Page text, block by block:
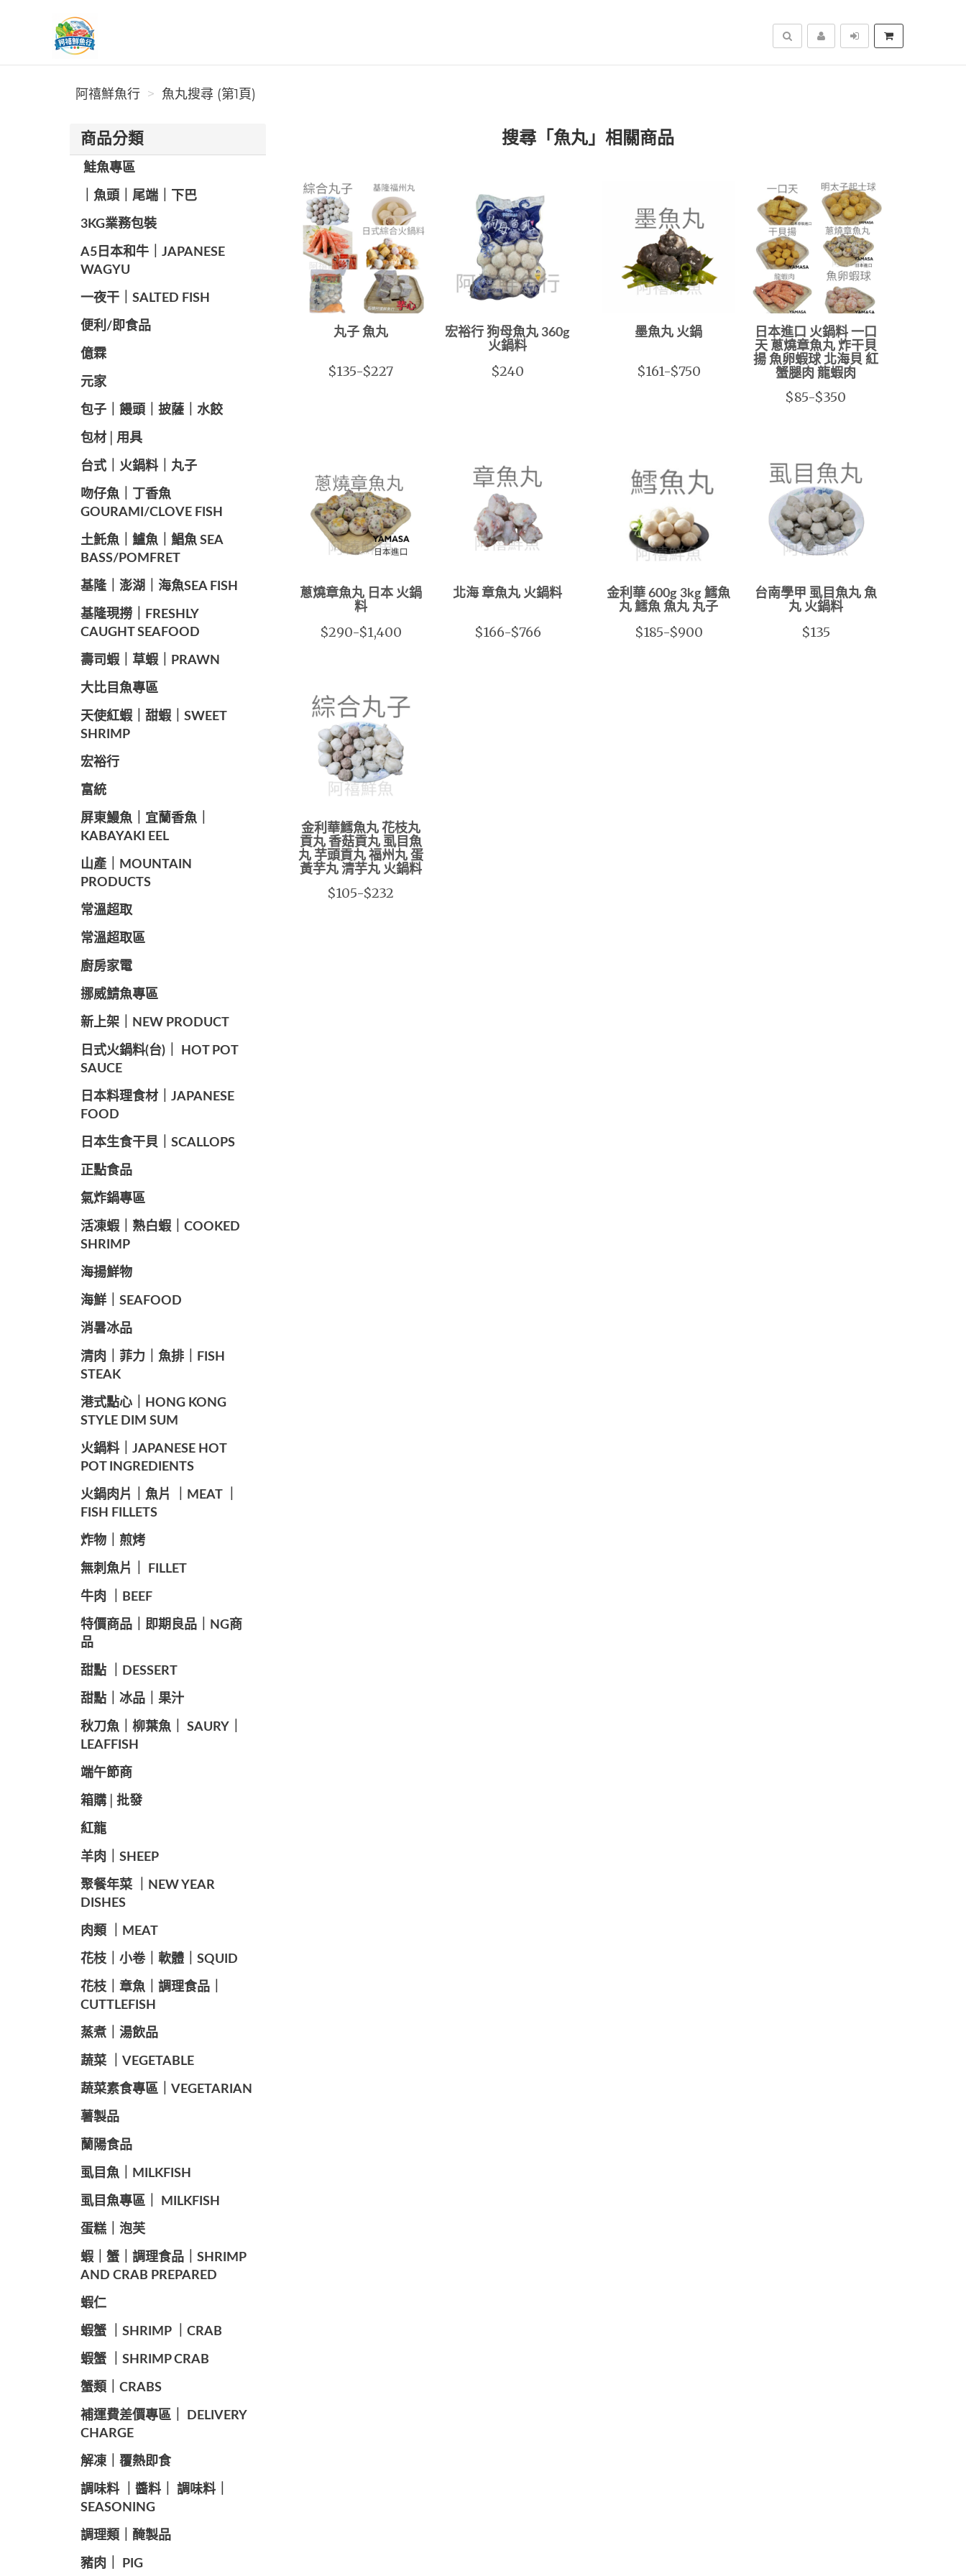
阿禧鮮魚行
搜尋
阿禧鮮魚行 魚丸搜尋 (第1頁)
商品分類
️ 鮭魚專區
️｜魚頭｜尾端｜下巴
️3KG業務包裝
A5日本和牛｜JAPANESE
WAGYU
️一夜干｜SALTED FISH
便利/即食品
億霖
元家
️包子｜饅頭｜披薩｜水餃
包材│用具
️台式｜火鍋料｜丸子
️吻仔魚｜丁香魚
GOURAMI/CLOVE FISH
️土魠魚｜鱸魚｜鯧魚 SEA ​​
BASS/POMFRET
️基隆｜澎湖｜海魚SEA ​​FISH
️基隆現撈｜FRESHLY
CAUGHT SEAFOOD
️壽司蝦｜草蝦｜PRAWN
️大比目魚專區
️天使紅蝦｜甜蝦｜SWEET
SHRIMP
宏裕行
富統
️屏東鰻魚｜宜蘭香魚｜
KABAYAKI EEL
山產｜MOUNTAIN
PRODUCTS
常溫超取
常溫超取區
廚房家電
️挪威鯖魚專區
️新上架｜NEW PRODUCT
️日式火鍋料(台)｜ HOT POT
SAUCE
️日本料理食材｜JAPANESE
FOOD
日本生食干貝｜SCALLOPS
正點食品
️氣炸鍋專區
️活凍蝦｜熟白蝦｜COOKED
SHRIMP
海揚鮮物
海鮮｜SEAFOOD
️消暑冰品
️清肉｜菲力｜魚排｜FISH
STEAK
️港式點心｜HONG KONG
STYLE DIM SUM
️火鍋料｜JAPANESE HOT
POT INGREDIENTS
️火鍋肉片｜魚片 ｜MEAT ｜
FISH FILLETS
️炸物｜煎烤
️無刺魚片｜ FILLET
牛肉 ｜BEEF
️特價商品｜即期良品｜NG商
品
甜點 ｜DESSERT
️甜點｜冰品｜果汁
️秋刀魚｜柳葉魚｜ SAURY｜
LEAFFISH
️端午節商️
️箱購│批發
紅龍
羊肉｜SHEEP
️聚餐年菜 ｜NEW YEAR
DISHES
肉類 ｜MEAT
️花枝｜小卷｜軟體｜SQUID
花枝｜章魚｜調理食品｜
CUTTLEFISH
️蒸煮｜湯飲品
蔬菜 ｜VEGETABLE
蔬菜素食專區｜VEGETARIAN
️薯製品
蘭陽食品
️虱目魚｜MILKFISH
️虱目魚專區｜ MILKFISH
️蛋糕｜泡芙
️蝦｜蟹｜調理食品｜SHRIMP
AND CRAB PREPARED
️蝦仁
️蝦蟹 ｜SHRIMP ｜CRAB
️蝦蟹 ｜SHRIMP CRAB
️蟹類｜CRABS
️補運費差價專區｜ DELIVERY
CHARGE
️解凍｜覆熱即食
️調味料 ｜醬料｜ 調味料｜
SEASONING
️調理類｜醃製品
豬肉｜ PIG
搜尋「魚丸」相關商品
丸子 魚丸
$135-$227
宏裕行 狗母魚丸 360g
火鍋料
$240
墨魚丸 火鍋
$161-$750
日本進口 火鍋料 一口
天 蔥燒章魚丸 炸干貝
揚 魚卵蝦球 北海貝 紅
蟹腿肉 龍蝦肉
$85-$350
蔥燒章魚丸 日本 火鍋
料
$290-$1,400
北海 章魚丸 火鍋料
$166-$766
金利華 600g 3kg 鱈魚
丸 鱈魚 魚丸 丸子
$185-$900
台南學甲 虱目魚丸 魚
丸 火鍋料
$135
金利華鱈魚丸 花枝丸
貢丸 香菇貢丸 虱目魚
丸 芋頭貢丸 福州丸 蛋
黃芋丸 清芋丸 火鍋料
$105-$232